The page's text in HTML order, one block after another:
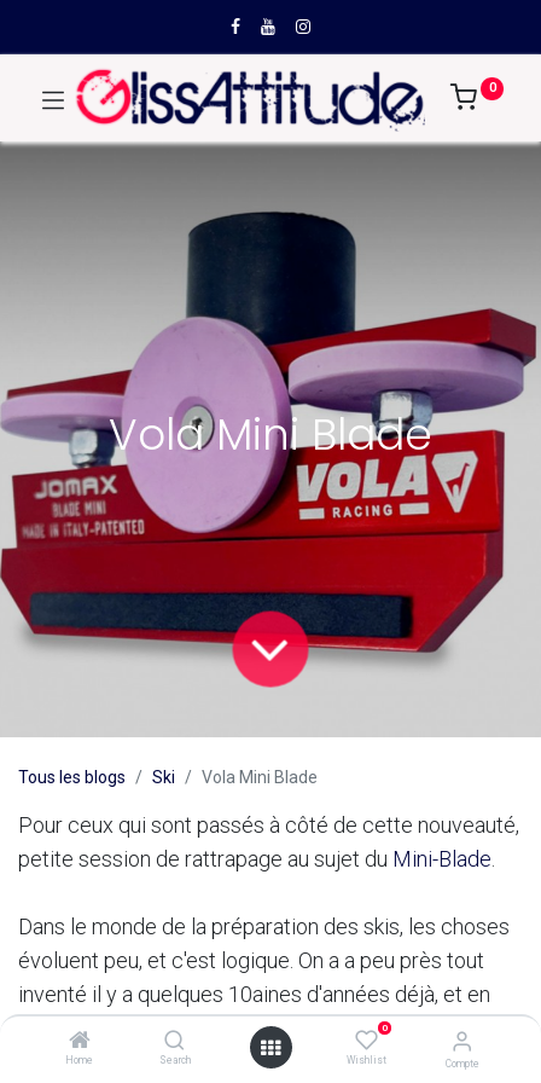
Home Search
0
Wishlist Compte
0
Vola Mini Blade
Tous les blogs Ski Vola Mini Blade
Pour ceux qui sont passés à côté de cette nouveauté,
petite session de rattrapage au sujet du Mini-Blade
Dans le monde de la préparation des skis, les choses
évoluent peu, et c'est logique. On a a peu près tout
inventé il y a quelques 10aines d'années déjà, et en
dehors des affûteuses électriques, peu de vraies
innovations durant les 10 dernières années ... alors on